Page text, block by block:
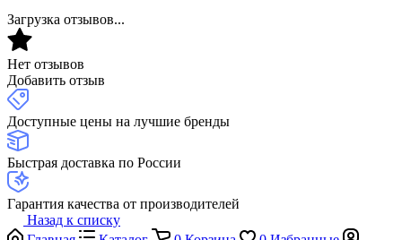
Загрузка отзывов...
Нет отзывов
Добавить отзыв
Доступные цены на лучшие бренды
Быстрая доставка по России
Гарантия качества от производителей
Назад к списку